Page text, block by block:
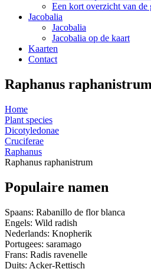
Een kort overzicht van de
Jacobalia
Jacobalia
Jacobalia op de kaart
Kaarten
Contact
Raphanus raphanistrum
Home
Plant species
Dicotyledonae
Cruciferae
Raphanus
Raphanus raphanistrum
Populaire namen
Spaans: Rabanillo de flor blanca
Engels: Wild radish
Nederlands: Knopherik
Portugees: saramago
Frans: Radis ravenelle
Duits: Acker-Rettisch